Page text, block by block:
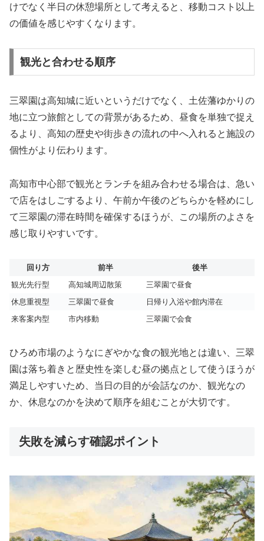
けでなく半日の休憩場所として考えると、移動コスト以上
の価値を感じやすくなります。
観光と合わせる順序
三翠園は高知城に近いというだけでなく、土佐藩ゆかりの
地に立つ旅館としての背景があるため、昼食を単独で捉え
るより、高知の歴史や街歩きの流れの中へ入れると施設の
個性がより伝わります。
高知市中心部で観光とランチを組み合わせる場合は、急い
で店をはしごするより、午前か午後のどちらかを軽めにし
て三翠園の滞在時間を確保するほうが、この場所のよさを
感じ取りやすいです。
回り方 前半
後半
観光先行型
高知城周辺散策
三翠園で昼食
休息重視型
三翠園で昼食
日帰り入浴や館内滞在
来客案内型
市内移動 三翠園で会食
ひろめ市場のようなにぎやかな食の観光地とは違い、三翠
園は落ち着きと歴史性を楽しむ昼の拠点として使うほうが
満足しやすいため、当日の目的が会話なのか、観光なの
か、休息なのかを決めて順序を組むことが大切です。
失敗を減らす確認ポイント